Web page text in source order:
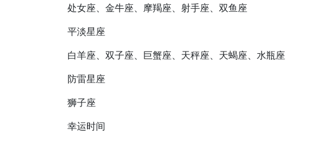
处女座、金牛座、摩羯座、射手座、双鱼座
平淡星座
白羊座、双子座、巨蟹座、天秤座、天蝎座、水瓶座
防雷星座
狮子座
幸运时间